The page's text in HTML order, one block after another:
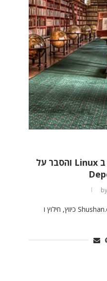
כיווץ, חילוץ ו Compiling ב Linux והסבר על
by
כל הזכויות שמורות לטל בן שושן – Shushan.co.il כיווץ, חילוץ ו